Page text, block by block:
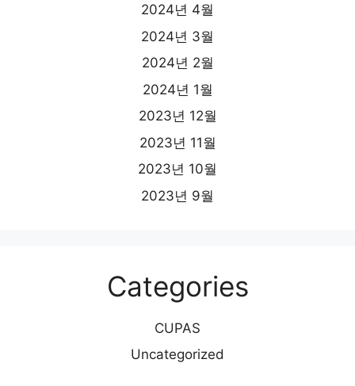
2024년 4월
2024년 3월
2024년 2월
2024년 1월
2023년 12월
2023년 11월
2023년 10월
2023년 9월
Categories
CUPAS
Uncategorized